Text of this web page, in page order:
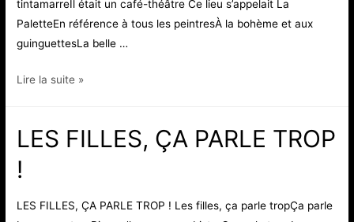
tintamarreIl était un café-théâtre Ce lieu s’appelait La
PaletteEn référence à tous les peintresÀ la bohème et aux
guinguettesLa belle …
SOUVENIRS
PALETTE
Lire la suite »
LES FILLES, ÇA PARLE TROP
!
LES FILLES, ÇA PARLE TROP ! Les filles, ça parle tropÇa parle